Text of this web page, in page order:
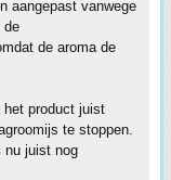
aangepast vanwege
de
de aroma de
het product juist
te stoppen.
nu juist nog